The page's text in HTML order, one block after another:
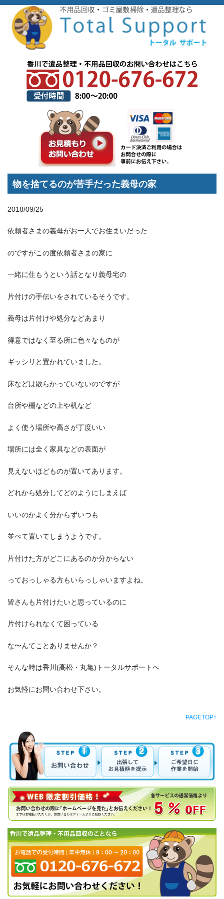
トップページ スタッフブログ 不用品回収 物を捨てるのが苦手だった義母の家
物を捨てるのが苦手だった義母の家
2018/09/25
依頼者さまの義母がお一人でお住まいだった
のですがこの度依頼者さまの家に
一緒に住もうという話となり義母宅の
片付けの手伝いをされているそうです。
義母は片付けや処分などあまり
得意ではなく至る所に色々なものが
ギッシリと置かれていました。
床などは散らかっていないのですが
台所や棚などの上や机など
よく使う場所や高さが丁度いい
場所には全く家具などの表面が
見えないほどものが置いてあります。
どれから処分してどのようにしまえば
いいのかよく分からずいつも
並べて置いてしまうようです。
片付けた方がどこにあるのか分からない
っておっしゃる方もいらっしゃいますよね。
皆さんも片付けたいと思っているのに
片付けられなくて困っている
な〜んてことありませんか？
そんな時は香川(高松・丸亀)トータルサポートへ
お気軽にお問い合わせ下さい。
PAGETOP↑